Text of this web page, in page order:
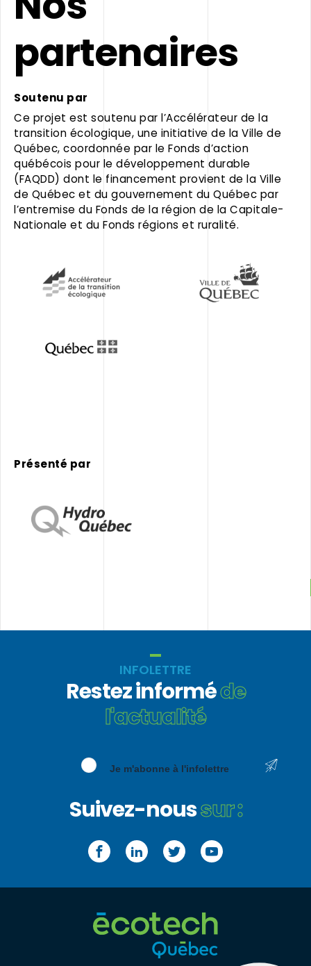
partenaires
Soutenu par
Ce projet est soutenu par l’Accélérateur de la
transition écologique, une initiative de la Ville de
Québec, coordonnée par le Fonds d’action
québécois pour le développement durable
(FAQDD) dont le financement provient de la Ville
de Québec et du gouvernement du Québec par
l’entremise du Fonds de la région de la Capitale-
Nationale et du Fonds régions et ruralité.
Présenté par
INFOLETTRE
Restez informéde
l'actualité
Je m'abonne à l'infolettre
Suivez-noussur :
FacebookLinkedInTwitterYouTube